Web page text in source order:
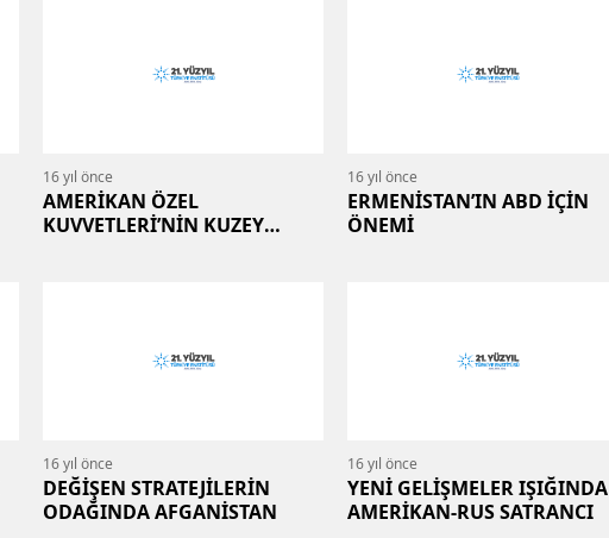
16 yıl önce
AMERİKAN ÖZEL
KUVVETLERİ’NİN KUZEY
16 yıl önce
ERMENİSTAN’IN ABD İÇİN
ÖNEMİ
16 yıl önce
DEĞİŞEN STRATEJİLERİN
ODAĞINDA AFGANİSTAN
16 yıl önce
YENİ GELİŞMELER IŞIĞINDA
AMERİKAN-RUS SATRANCI